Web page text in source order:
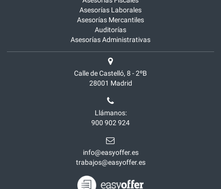
Asesorías Laborales
Asesorías Mercantiles
Auditorías
Asesorías Administrativas
Calle de Castelló, 8 - 2ºB
28001 Madrid
Llámanos:
900 902 924
info@easyoffer.es
trabajos@easyoffer.es